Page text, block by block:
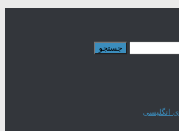
انگلیسی